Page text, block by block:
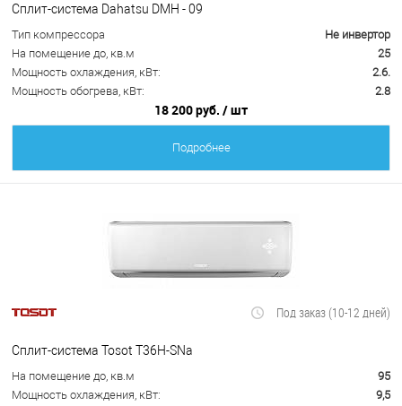
Сплит-система Dahatsu DMH - 09
Тип компрессора
Не инвертор
На помещение до, кв.м
25
Мощность охлаждения, кВт:
2.6.
Мощность обогрева, кВт:
2.8
18 200 руб. / шт
Подробнее
Под заказ (10-12 дней)
Сплит-система Tosot T36H-SNa
На помещение до, кв.м
95
Мощность охлаждения, кВт:
9,5